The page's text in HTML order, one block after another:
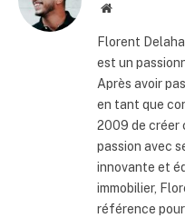
Site
Florent
est un
Après avoir
en tant que
2009 de créer
passion avec
innovante et
immobilier,
référence